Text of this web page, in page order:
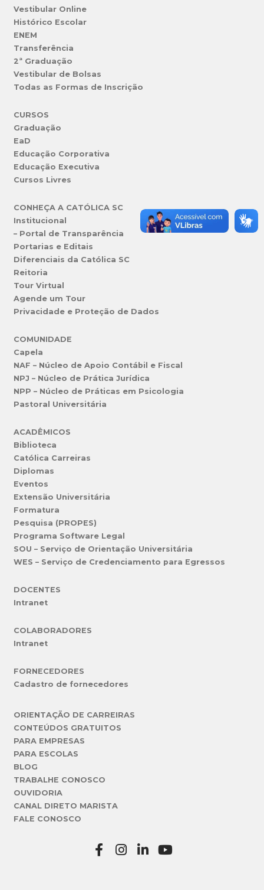
Vestibular Online
Histórico Escolar
ENEM
Transferência
2ª Graduação
Vestibular de Bolsas
Todas as Formas de Inscrição
CURSOS
Graduação
EaD
Educação Corporativa
Educação Executiva
Cursos Livres
CONHEÇA A CATÓLICA SC
Institucional
– Portal de Transparência
Portarias e Editais
Diferenciais da Católica SC
Reitoria
Tour Virtual
Agende um Tour
Privacidade e Proteção de Dados
COMUNIDADE
Capela
NAF – Núcleo de Apoio Contábil e Fiscal
NPJ – Núcleo de Prática Jurídica
NPP – Núcleo de Práticas em Psicologia
Pastoral Universitária
ACADÊMICOS
Biblioteca
Católica Carreiras
Diplomas
Eventos
Extensão Universitária
Formatura
Pesquisa (PROPES)
Programa Software Legal
SOU – Serviço de Orientação Universitária
WES – Serviço de Credenciamento para Egressos
DOCENTES
Intranet
COLABORADORES
Intranet
FORNECEDORES
Cadastro de fornecedores
ORIENTAÇÃO DE CARREIRAS
CONTEÚDOS GRATUITOS
PARA EMPRESAS
PARA ESCOLAS
BLOG
TRABALHE CONOSCO
OUVIDORIA
CANAL DIRETO MARISTA
FALE CONOSCO